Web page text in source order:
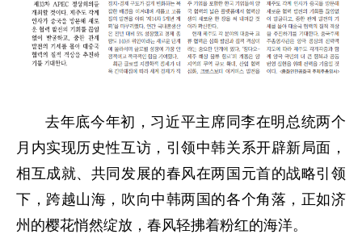
去年底今年初，习近平主席同李在明总统两个
月内实现历史性互访，引领中韩关系开辟新局面，
相互成就、共同发展的春风在两国元首的战略引领
下，跨越山海，吹向中韩两国的各个角落，正如济
州的樱花悄然绽放，春风轻拂着粉红的海洋。